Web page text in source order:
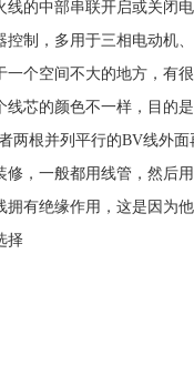
的中部串联开启或关闭
制，多用于三相电动机
个空间不大的地方，有
芯的颜色不一样，目的
两根并列平行的BV线外
，一般都用线管，然后
有绝缘作用，这是因为
择